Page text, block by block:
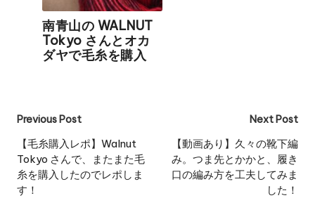
南青山の WALNUT
Tokyo さんとオカ
ダヤで毛糸を購入
Post
navigation
Previous Post
【毛糸購入レポ】Walnut
Tokyo さんで、またまた毛
糸を購入したのでレポしま
す！
Next Post
【動画あり】久々の靴下編
み。つま先とかかと、履き
口の編み方を工夫してみま
した！